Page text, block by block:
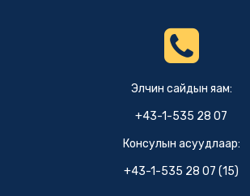
Элчин сайдын яам:
+43-1-535 28 07
Консулын асуудлаар:
+43-1-535 28 07 (15)